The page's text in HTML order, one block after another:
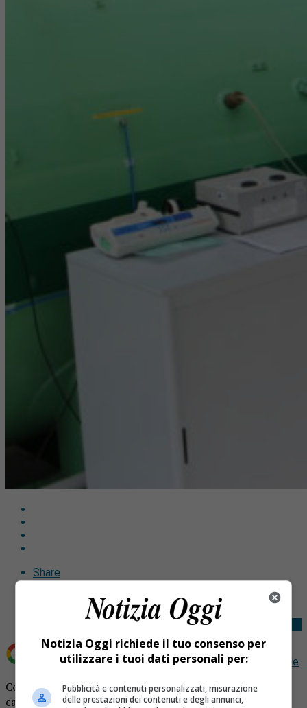
Share
Tweet
Aggiungi Notizia Oggi.it come Fonte preferita su Google
Coniugi Trivero inalano accidentalmente monossido di
carbonio: trattati in camera iperbarica.
Notizia Oggi richiede il tuo consenso per
utilizzare i tuoi dati personali per:
Pubblicità e contenuti personalizzati, misurazione
delle prestazioni dei contenuti e degli annunci,